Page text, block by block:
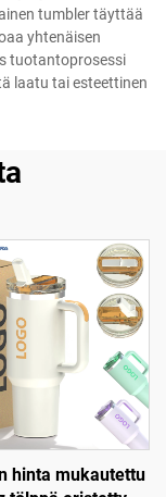
tumbler täyttää
yhtenäisen
tuotantoprosessi
laatu tai esteettinen
hinta mukautettu